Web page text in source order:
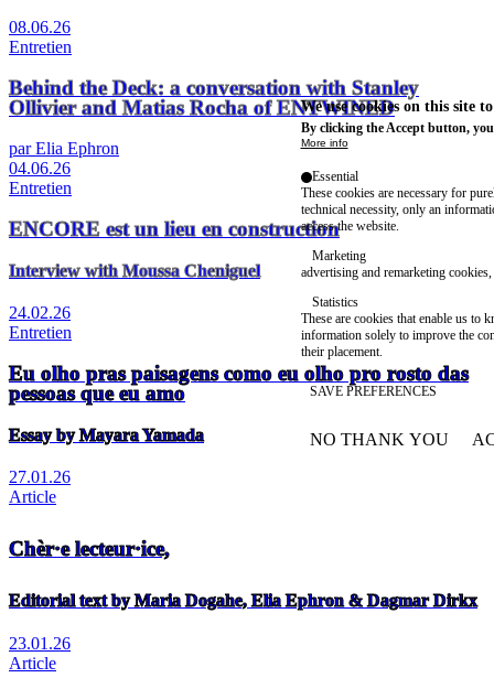
08.06.26
Entretien
Behind the Deck: a conversation with Stanley
Ollivier and Matias Rocha of ENTWINED
par Elia Ephron
04.06.26
Entretien
ENCORE est un lieu en construction
Interview with Moussa Cheniguel
24.02.26
Entretien
Eu olho pras paisagens como eu olho pro rosto das
pessoas que eu amo
Essay by Mayara Yamada
27.01.26
Article
Chèr·e lecteur·ice,
Editorial text by Maria Dogahe, Elia Ephron & Dagmar Dirkx
23.01.26
Article
We use cookies on this site
By clicking the Accept button,
More info
Essential
These cookies are necessary for
technical necessity, only an
access the website.
Marketing
advertising and remarketing cookies,
Statistics
These are cookies that enable us to
information solely to improve the
their placement.
SAVE PREFERENCES
NO THANK YOU
WITHDRAW